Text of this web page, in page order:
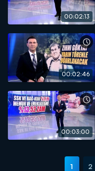
00:02:13
00:02:46
00:03:00
1 2